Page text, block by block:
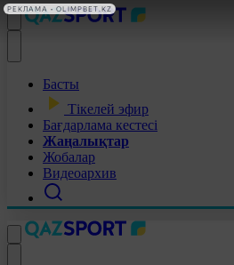
Басты
Тікелей эфир
Бағдарлама кестесі
Жаңалықтар
Жобалар
Видеоархив
РЕКЛАМА • OLIMPBET.KZ